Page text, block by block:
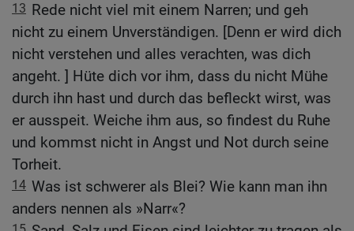
13 Rede nicht viel mit einem Narren; und geh
nicht zu einem Unverständigen. [Denn er wird dich
nicht verstehen und alles verachten, was dich
angeht. ] Hüte dich vor ihm, dass du nicht Mühe
durch ihn hast und durch das befleckt wirst, was
er ausspeit. Weiche ihm aus, so findest du Ruhe
und kommst nicht in Angst und Not durch seine
Torheit.
14 Was ist schwerer als Blei? Wie kann man ihn
anders nennen als »Narr«?